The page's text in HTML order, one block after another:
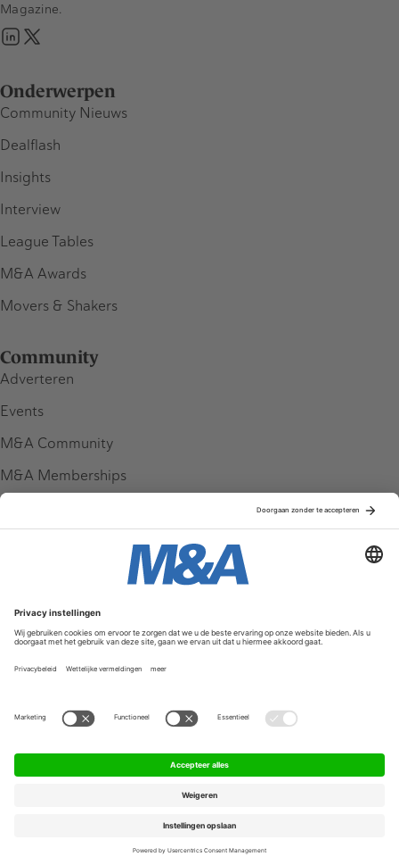
Onderwerpen
Community Nieuws
Dealflash
Insights
Interview
League Tables
M&A Awards
Movers & Shakers
Community
Adverteren
Events
M&A Community
M&A Memberships
Service & Contact
Contact
FAQ
Werken bij ons
Algemene Voorwaarden
Magazine.